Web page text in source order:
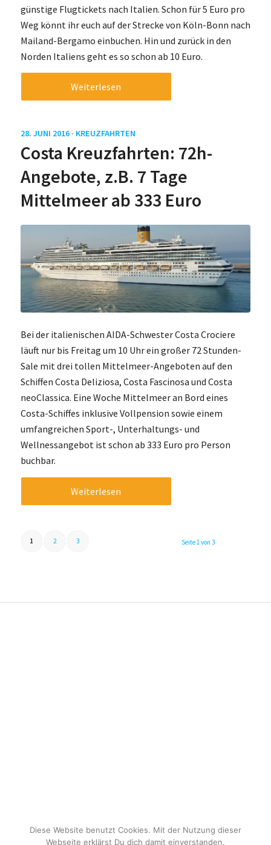
günstige Flugtickets nach Italien. Schon für 5 Euro pro
Weg könnt ihr euch auf der Strecke von Köln-Bonn nach
Mailand-Bergamo einbuchen. Hin und zurück in den
Norden Italiens geht es so schon ab 10 Euro.
Weiterlesen
28. JUNI 2016 · KREUZFAHRTEN
Costa Kreuzfahrten: 72h-
Angebote, z.B. 7 Tage
Mittelmeer ab 333 Euro
Bei der italienischen AIDA-Schwester Costa Crociere
läuft nur bis Freitag um 10 Uhr ein großer 72 Stunden-
Sale mit drei tollen Mittelmeer-Angeboten auf den
Schiffen Costa Deliziosa, Costa Fascinosa und Costa
neoClassica. Eine Woche Mittelmeer an Bord eines
Costa-Schiffes inklusive Vollpension sowie einem
umfangreichen Sport-, Unterhaltungs- und
Wellnessangebot ist schon ab 333 Euro pro Person
buchbar.
Weiterlesen
Seite 1 von 3
1 2 3
Diese Website benutzt Cookies. Mit der Nutzung dieser
Webseite erklärst Du dich damit einverstanden.